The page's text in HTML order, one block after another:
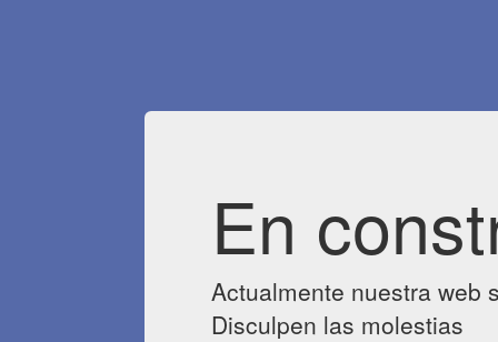
En
Actualmente nuestra web
Disculpen las molestias